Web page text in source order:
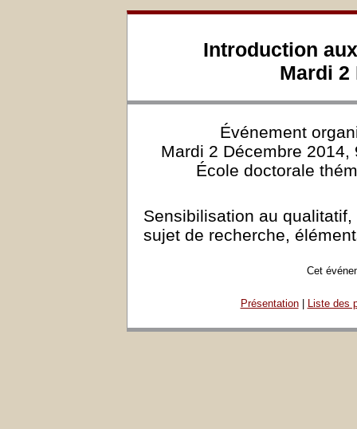
Introduction
Mardi 2
Événement
Mardi 2 Décembre 2014,
École doctorale
Sensibilisation au
sujet de recherche,
Cet
Présentation| Liste des